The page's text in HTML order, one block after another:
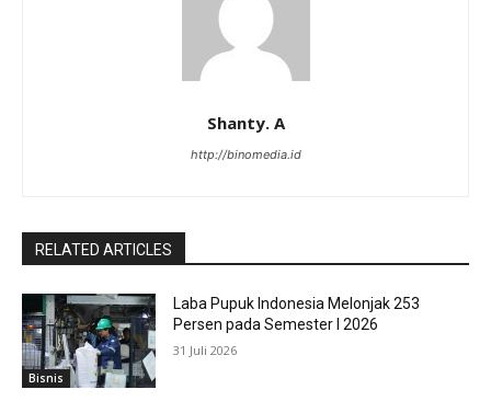
Shanty. A
http://binomedia.id
RELATED ARTICLES
Bisnis
Laba Pupuk Indonesia Melonjak 253
Persen pada Semester I 2026
31 Juli 2026